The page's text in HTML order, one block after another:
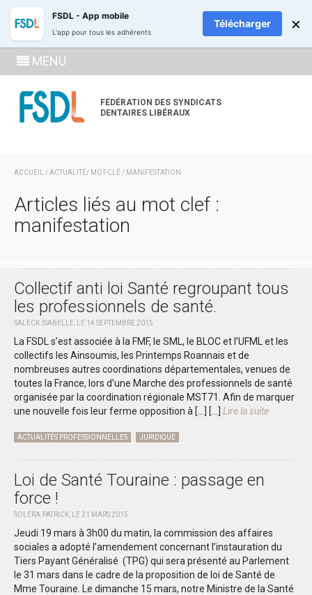
FÉDÉRATION DES SYNDICATS
DENTAIRES LIBÉRAUX
ADHÉREZ
MENU
ACCUEIL /ACTUALITÉ/ MOT-CLÉ / MANIFESTATION
Articles liés au mot clef :
manifestation
Collectif anti loi Santé regroupant tous
les professionnels de santé.
SALECK.ISABELLE, LE 14 SEPTEMBRE 2015
La FSDL s’est associée à la FMF, le SML, le BLOC et l’UFML et les
collectifs les Ainsoumis, les Printemps Roannais et de
nombreuses autres coordinations départementales, venues de
toutes la France, lors d’une Marche des professionnels de santé
organisée par la coordination régionale MST71. Afin de marquer
une nouvelle fois leur ferme opposition à […]
[...] Lire la suite
ACTUALITÉS PROFESSIONNELLES JURIDIQUE
Loi de Santé Touraine : passage en
force !
SOLERA.PATRICK, LE 21 MARS 2015
Jeudi 19 mars à 3h00 du matin, la commission des affaires
sociales a adopté l’amendement concernant l’instauration du
Tiers Payant Généralisé (TPG) qui sera présenté au Parlement
le 31 mars dans le cadre de la proposition de loi de Santé de
Mme Touraine. Le dimanche 15 mars, notre Ministre de la Santé
FSDL - App mobile
L'app pour tous les adhérents
Télécharger ×